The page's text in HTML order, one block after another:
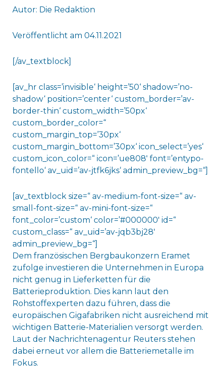
Autor: Die Redaktion
Veröffentlicht am 04.11.2021
[/av_textblock]
[av_hr class=’invisible‘ height=’50‘ shadow=’no-
shadow‘ position=’center‘ custom_border=’av-
border-thin‘ custom_width=’50px‘
custom_border_color=“
custom_margin_top=’30px‘
custom_margin_bottom=’30px‘ icon_select=’yes‘
custom_icon_color=“ icon=’ue808′ font=’entypo-
fontello‘ av_uid=’av-jtfk6jks‘ admin_preview_bg=“]
[av_textblock size=“ av-medium-font-size=“ av-
small-font-size=“ av-mini-font-size=“
font_color=’custom‘ color=’#000000′ id=“
custom_class=“ av_uid=’av-jqb3bj28′
admin_preview_bg=“]
Dem französischen Bergbaukonzern Eramet
zufolge investieren die Unternehmen in Europa
nicht genug in Lieferketten für die
Batterieproduktion. Dies kann laut den
Rohstoffexperten dazu führen, dass die
europäischen Gigafabriken nicht ausreichend mit
wichtigen Batterie-Materialien versorgt werden.
Laut der Nachrichtenagentur Reuters stehen
dabei erneut vor allem die Batteriemetalle im
Fokus.